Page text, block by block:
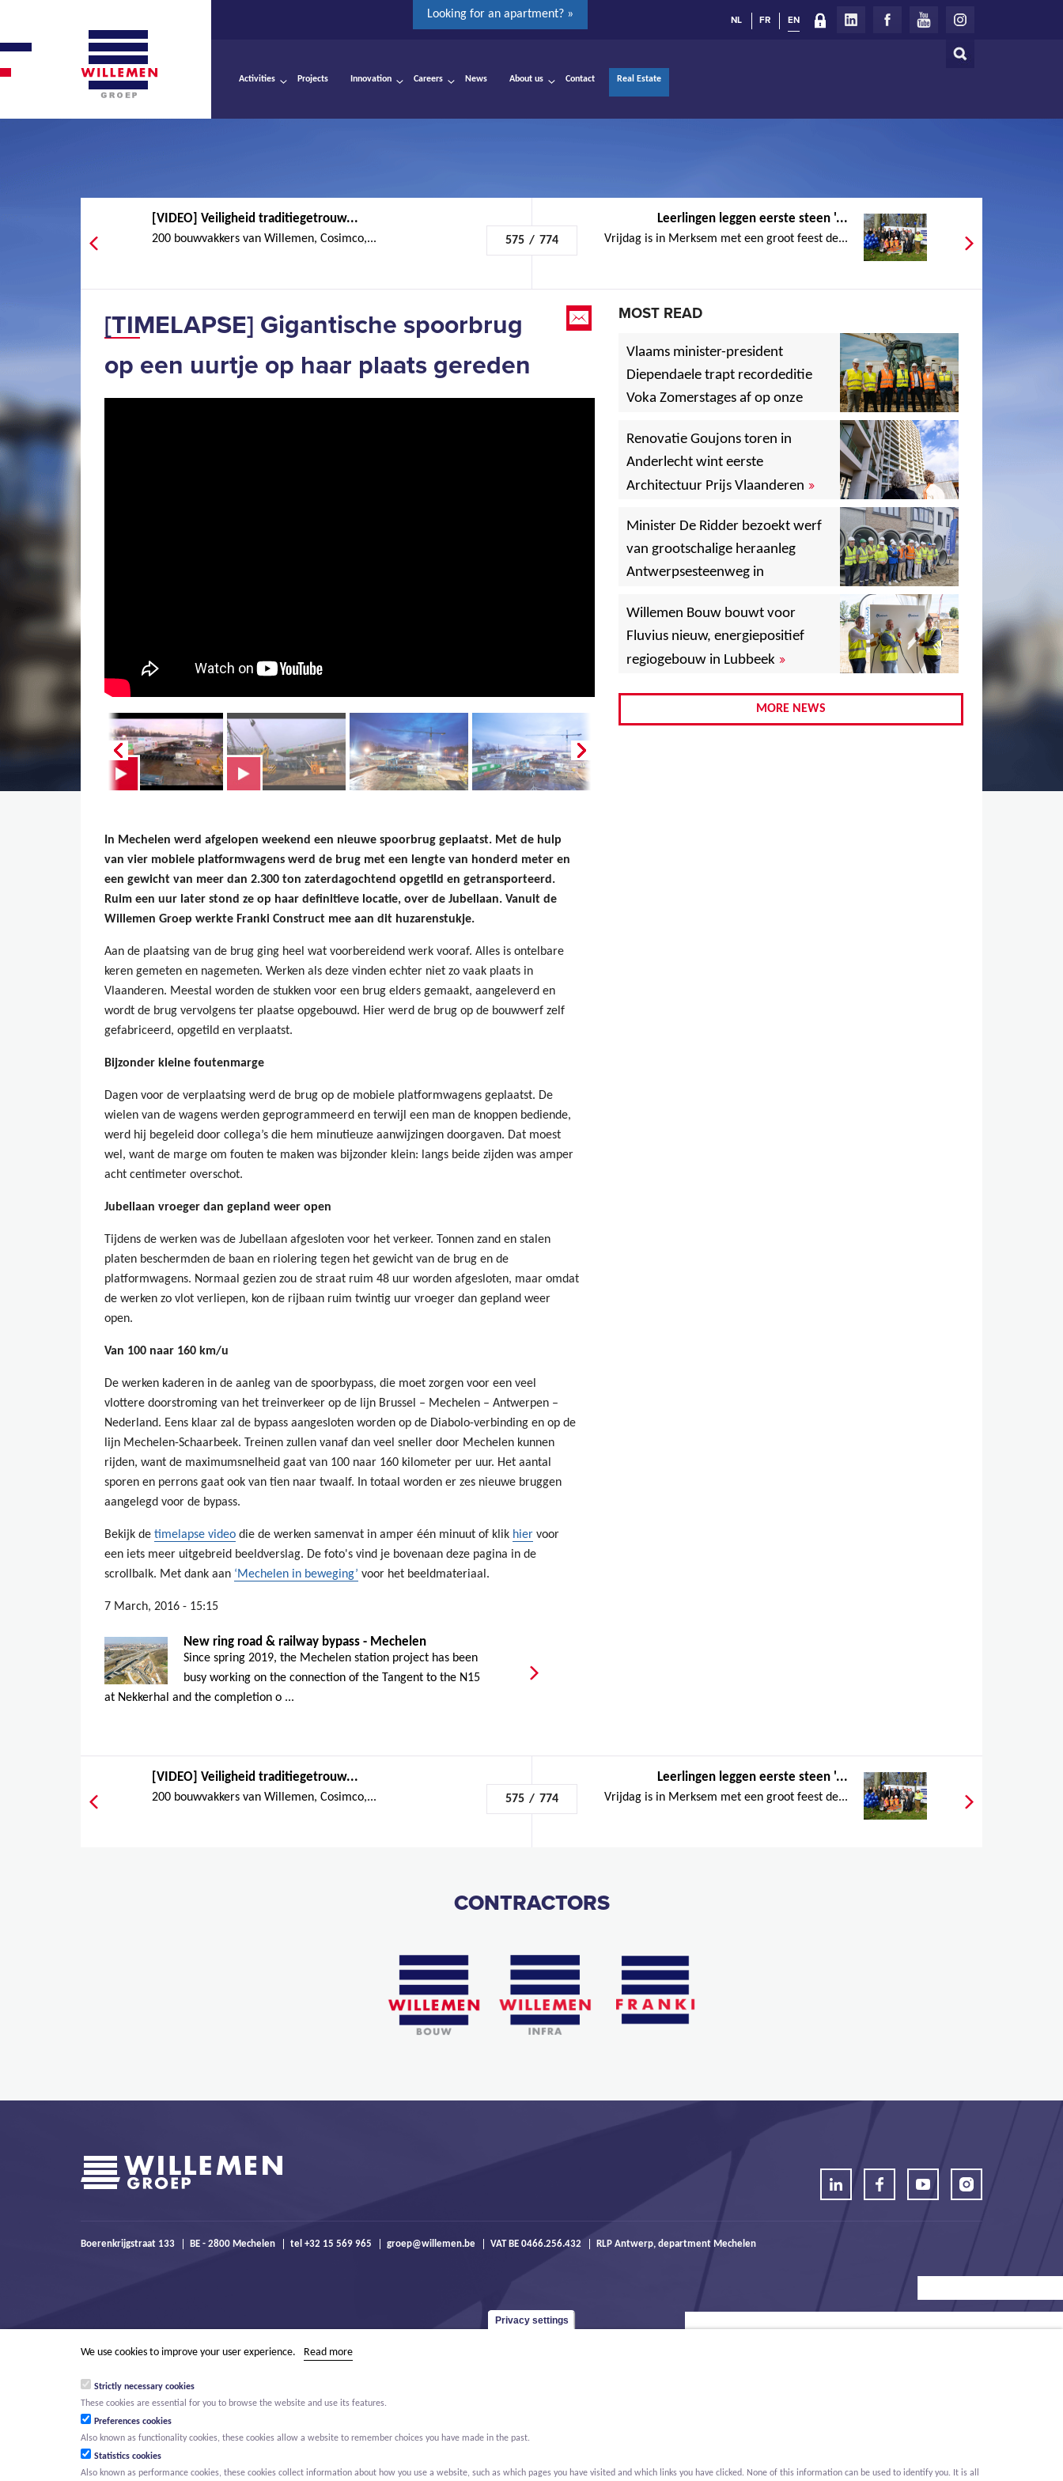
Looking for an apartment? »
Search
NL FR EN
Activities Projects Innovation Careers News About us Contact Real Estate
[VIDEO] Veiligheid traditiegetrouw...
200 bouwvakkers van Willemen, Cosimco,... 575 / 774
Leerlingen leggen eerste steen '...
Vrijdag is in Merksem met een groot feest de...
[TIMELAPSE] Gigantische spoorbrug
op een uurtje op haar plaats gereden
In Mechelen werd afgelopen weekend een nieuwe spoorbrug geplaatst. Met de hulp
van vier mobiele platformwagens werd de brug met een lengte van honderd meter en
een gewicht van meer dan 2.300 ton zaterdagochtend opgetild en getransporteerd.
Ruim een uur later stond ze op haar definitieve locatie, over de Jubellaan. Vanuit de
Willemen Groep werkte Franki Construct mee aan dit huzarenstukje.
Aan de plaatsing van de brug ging heel wat voorbereidend werk vooraf. Alles is ontelbare
keren gemeten en nagemeten. Werken als deze vinden echter niet zo vaak plaats in
Vlaanderen. Meestal worden de stukken voor een brug elders gemaakt, aangeleverd en
wordt de brug vervolgens ter plaatse opgebouwd. Hier werd de brug op de bouwwerf zelf
gefabriceerd, opgetild en verplaatst.
Bijzonder kleine foutenmarge
Dagen voor de verplaatsing werd de brug op de mobiele platformwagens geplaatst. De
wielen van de wagens werden geprogrammeerd en terwijl een man de knoppen bediende,
werd hij begeleid door collega’s die hem minutieuze aanwijzingen doorgaven. Dat moest
wel, want de marge om fouten te maken was bijzonder klein: langs beide zijden was amper
acht centimeter overschot.
Jubellaan vroeger dan gepland weer open
Tijdens de werken was de Jubellaan afgesloten voor het verkeer. Tonnen zand en stalen
platen beschermden de baan en riolering tegen het gewicht van de brug en de
platformwagens. Normaal gezien zou de straat ruim 48 uur worden afgesloten, maar omdat
de werken zo vlot verliepen, kon de rijbaan ruim twintig uur vroeger dan gepland weer
open.
Van 100 naar 160 km/u
De werken kaderen in de aanleg van de spoorbypass, die moet zorgen voor een veel
vlottere doorstroming van het treinverkeer op de lijn Brussel – Mechelen – Antwerpen –
Nederland. Eens klaar zal de bypass aangesloten worden op de Diabolo-verbinding en op de
lijn Mechelen-Schaarbeek. Treinen zullen vanaf dan veel sneller door Mechelen kunnen
rijden, want de maximumsnelheid gaat van 100 naar 160 kilometer per uur. Het aantal
sporen en perrons gaat ook van tien naar twaalf. In totaal worden er zes nieuwe bruggen
aangelegd voor de bypass.
Bekijk de timelapse video die de werken samenvat in amper één minuut of klik hier voor
een iets meer uitgebreid beeldverslag. De foto's vind je bovenaan deze pagina in de
scrollbalk. Met dank aan ‘Mechelen in beweging’ voor het beeldmateriaal.
7 March, 2016 - 15:15
New ring road & railway bypass - Mechelen
Since spring 2019, the Mechelen station project has been
busy working on the connection of the Tangent to the N15
at Nekkerhal and the completion o ...
MOST READ
Vlaams minister-president
Diependaele trapt recordeditie
Voka Zomerstages af op onze
,
,
Renovatie Goujons toren in
Anderlecht wint eerste
Architectuur Prijs Vlaanderen »
, ,
,
Minister De Ridder bezoekt werf
van grootschalige heraanleg
Antwerpsesteenweg in
,
Willemen Bouw bouwt voor
Fluvius nieuw, energiepositief
regiogebouw in Lubbeek »
MORE NEWS
[VIDEO] Veiligheid traditiegetrouw...
200 bouwvakkers van Willemen, Cosimco,... 575 / 774
Leerlingen leggen eerste steen '...
Vrijdag is in Merksem met een groot feest de...
CONTRACTORS
Boerenkrijgstraat 133 BE - 2800 Mechelen tel +32 15 569 965 groep@willemen.be VAT BE 0466.256.432 RLP Antwerp, department Mechelen
Privacy settings
We use cookies to improve your user experience. Read more
Strictly necessary cookies
These cookies are essential for you to browse the website and use its features.
Preferences cookies
Also known as functionality cookies, these cookies allow a website to remember choices you have made in the past.
Statistics cookies
Also known as performance cookies, these cookies collect information about how you use a website, such as which pages you have visited and which links you have clicked. None of this information can be used to identify you. It is all